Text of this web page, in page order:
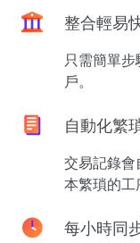
整合輕易
只需簡單
戶。
自動化繁
交易記錄會
本繁瑣的工
每小時同